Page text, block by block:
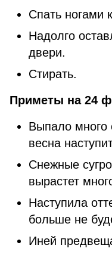
Спать ногами
Надолго
двери.
Стирать.
Приметы на 24
Выпало много
весна
Снежные
вырастет
Наступила
больше не
Иней